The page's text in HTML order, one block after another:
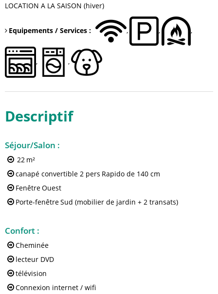
LOCATION A LA SAISON (hiver)
Equipements / Services :
Descriptif
Séjour/Salon :
22 m²
canapé convertible 2 pers Rapido de 140 cm
FenêtreOuest
Porte-fenêtre
Sud (mobilier de jardin + 2 transats)
Confort :
Cheminée
lecteur DVD
télévision
Connexion internet / wifi